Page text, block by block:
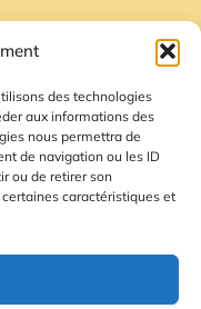
des technologies
aux informations des
nous permettra de
de navigation ou les ID
ou de retirer son
caractéristiques et
Plan du site